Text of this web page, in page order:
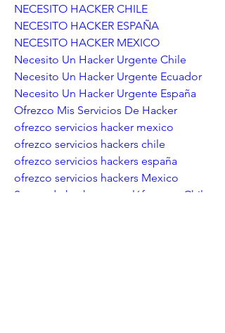
NECESITO HACKER CHILE
NECESITO HACKER ESPAÑA
NECESITO HACKER MEXICO
Necesito Un Hacker Urgente Chile
Necesito Un Hacker Urgente Ecuador
Necesito Un Hacker Urgente España
Ofrezco Mis Servicios De Hacker
ofrezco servicios hacker mexico
ofrezco servicios hackers chile
ofrezco servicios hackers españa
ofrezco servicios hackers Mexico
Se puede hackear un teléfono en Chile